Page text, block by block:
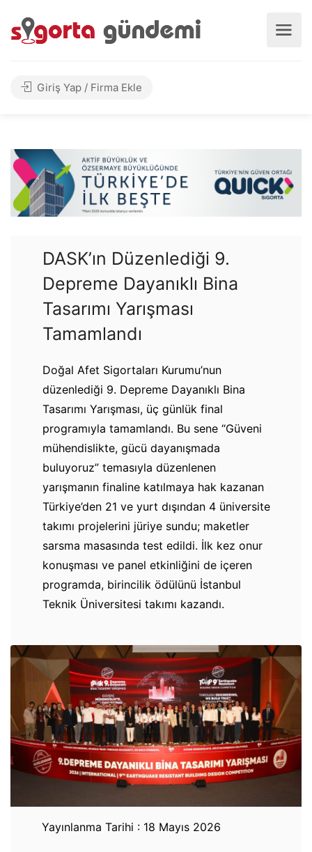
Giriş Yap / Firma Ekle
DASK’ın Düzenlediği 9.
Depreme Dayanıklı Bina
Tasarımı Yarışması
Tamamlandı
Doğal Afet Sigortaları Kurumu’nun
düzenlediği 9. Depreme Dayanıklı Bina
Tasarımı Yarışması, üç günlük final
programıyla tamamlandı. Bu sene “Güveni
mühendislikte, gücü dayanışmada
buluyoruz” temasıyla düzenlenen
yarışmanın finaline katılmaya hak kazanan
Türkiye’den 21 ve yurt dışından 4 üniversite
takımı projelerini jüriye sundu; maketler
sarsma masasında test edildi. İlk kez onur
konuşması ve panel etkinliğini de içeren
programda, birincilik ödülünü İstanbul
Teknik Üniversitesi takımı kazandı.
Yayınlanma Tarihi : 18 Mayıs 2026